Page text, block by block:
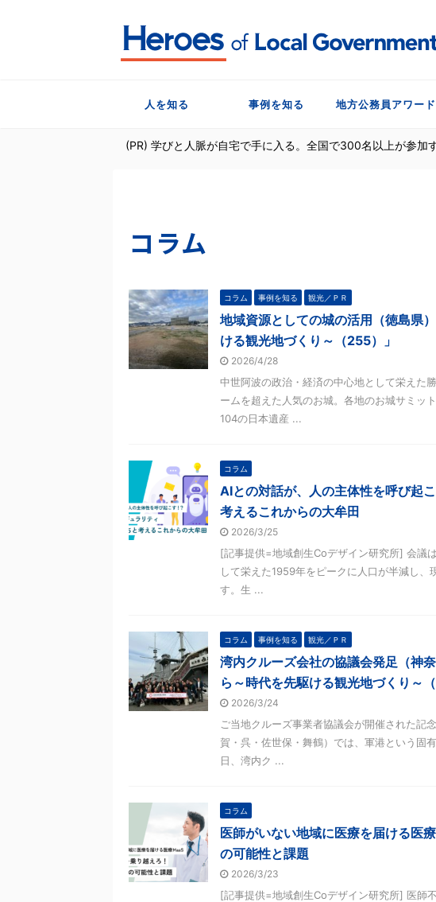
人を知る 事例を知る 地方公務員アワード
(PR) 学びと人脈が自宅で手に入る。全国で300名以上が参加
コラム
コラム 事例を知る 観光／ＰＲ
地域資源としての城の活用（徳島県
ける観光地づくり～（255）」
2026/4/28
中世阿波の政治・経済の中心地として栄えた
ームを超えた人気のお城。各地のお城サミッ
104の日本遺産 ...
コラム
AIとの対話が、人の主体性を呼び起
考えるこれからの大牟田
2026/3/25
[記事提供=地域創生Coデザイン研究所] 会議
して栄えた1959年をピークに人口が半減し
す。生 ...
コラム 事例を知る 観光／ＰＲ
湾内クルーズ会社の協議会発足（神
ら～時代を先駆ける観光地づくり～
2026/3/24
ご当地クルーズ事業者協議会が開催された
賀・呉・佐世保・舞鶴）では、軍港という固
日、湾内ク ...
コラム
医師がいない地域に医療を届ける医
の可能性と課題
2026/3/23
[記事提供=地域創生Coデザイン研究所] 医師